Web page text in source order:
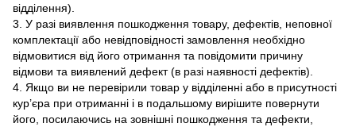
відділення).
3. У разі виявлення пошкодження товару, дефектів, неповної
комплектації або невідповідності замовлення необхідно
відмовитися від його отримання та повідомити причину
відмови та виявлений дефект (в разі наявності дефектів).
4. Якщо ви не перевірили товар у відділенні або в присутності
кур’єра при отриманні і в подальшому вирішите повернути
його, посилаючись на зовнішні пошкодження та дефекти,